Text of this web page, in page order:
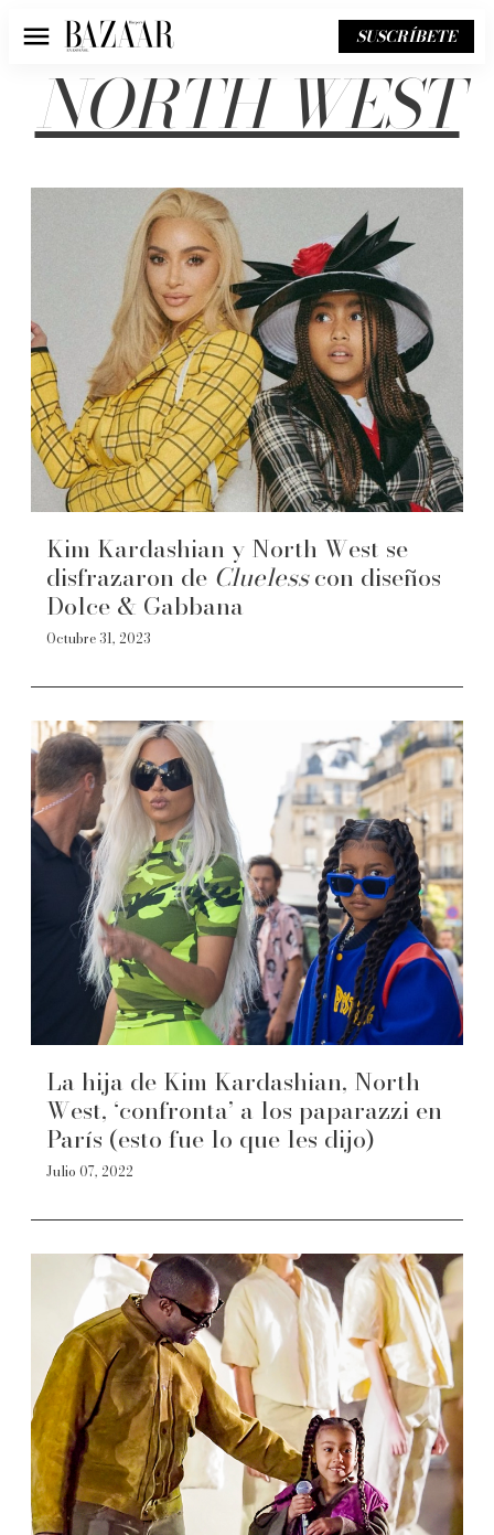
Menú SUSCRÍBETE
NORTH WEST
Kim Kardashian y North West se
disfrazaron de Cluelesscon diseños
Dolce & Gabbana
Octubre 31, 2023
La hija de Kim Kardashian, North
West, ‘confronta’ a los paparazzi en
París (esto fue lo que les dijo)
Julio 07, 2022